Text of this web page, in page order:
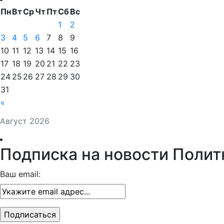
Август 2026
ПнВтСрЧтПтСбВс
«
1
2
3
4 5 6 7 8
9
10 11 12 13 14 15 16
17 18 19 20 21 22 23
24 25 26 27 28 29 30
31
Подписка на новости
Ваш email: